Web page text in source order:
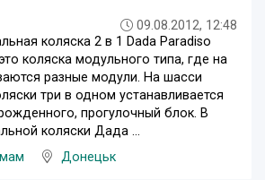
09.08.2012, 12:48
коляска 2 в 1 Dada Paradiso
коляска модульного типа, где на
разные модули. На шасси
три в одном устанавливается
прогулочный блок. В
коляски Дада ...
мам
Донецьк